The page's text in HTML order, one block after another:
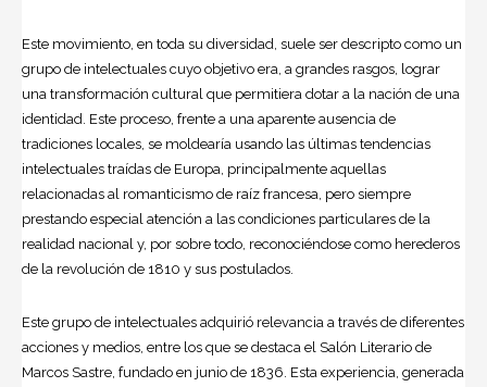
Este movimiento, en toda su diversidad, suele ser descripto como un
grupo de intelectuales cuyo objetivo era, a grandes rasgos, lograr
una transformación cultural que permitiera dotar a la nación de una
identidad. Este proceso, frente a una aparente ausencia de
tradiciones locales, se moldearía usando las últimas tendencias
intelectuales traídas de Europa, principalmente aquellas
relacionadas al romanticismo de raíz francesa, pero siempre
prestando especial atención a las condiciones particulares de la
realidad nacional y, por sobre todo, reconociéndose como herederos
de la revolución de 1810 y sus postulados.
Este grupo de intelectuales adquirió relevancia a través de diferentes
acciones y medios, entre los que se destaca el Salón Literario de
Marcos Sastre, fundado en junio de 1836. Esta experiencia, generada